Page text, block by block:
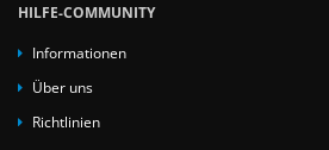
HILFE-COMMUNITY
Informationen
Über uns
Richtlinien